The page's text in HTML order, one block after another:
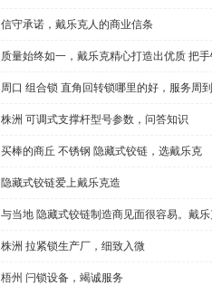
信守承诺，戴乐克人的商业信条
质量始终如一，戴乐克精心打造出优质 把
周口 组合锁 直角回转锁哪里的好，服务周到
株洲 可调式支撑杆型号参数，问答知识
买棒的商丘 不锈钢 隐藏式铰链，选戴乐克
隐藏式铰链爱上戴乐克造
与当地 隐藏式铰链制造商见面很容易。戴
株洲 拉紧锁生产厂，细致入微
梧州 闩锁设备，竭诚服务